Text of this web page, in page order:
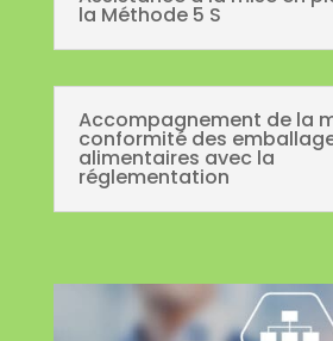
la Méthode 5 S
Accompagnement de la
conformité des
alimentaires avec la
réglementation